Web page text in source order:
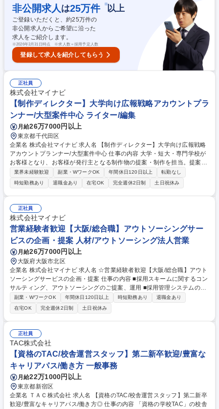
ンシップの企画・運営補助）(50%) ・中途採用業務全般（部門との要件定
義、エージェント・媒体管理、ダイレクトリクルーティング、面接調整・
実施、内定者フォロー）(30%) ・採用企画（ジョブマッチング企画補助、
採用ブランディングの企画・広報部との連携や運用など）(20%) 募集職種
【京都/G3-G4】人事部 人事（採用担当）
非公開求人 は25万件 ※以上
ご登録いただくと、約25万件の
非公開求人からご希望に沿った
求人をご紹介します。
※2026年3月31日時点 ※求人数＝採用予定人数
登録して求人を紹介してもらう
正社員
株式会社マイナビ
【制作ディレクター】大学向け広報戦略アカウントプラ
ンナー/大型案件中心 ライター/編集
月給26万7000円以上
東京都千代田区
企業名 株式会社マイナビ 求人名 【制作ディレクター】大学向け広報戦略
アカウントプランナー/大型案件中心 仕事の内容 大学・短大・専門学校が
お客様となり、お客様が発行主となる制作物の提案・制作を担当。提案・
制作するモノは大学案内や学校案内、オープンキャンパスなどで配布する
チラシやリーフレット、各学校様の受験生向け WEBサイト、WEBサイト
の掲載する動画、WEB広告、ポスターなど多岐にわたります。制作ディレ
クター・プロジェクトマネージャーとして、協力会社様と一緒に提案・制
作を進めていきます。受注した案件、制作進行におけるスケジュール管理
や制作費管理、協力会社様を巻き込んでの取材準備や当日の手配、成果物
のクオリティ管理が主な業務です。業務内容を大きく分類すると「お客様
への提案」と「制作物の進行」に分かれます。 募集職種 【制作ディレク
ター】大学向け広報戦略アカウントプランナー/大型案件中心
業界未経験歓迎 副業・WワークOK 年間休日120日以上
転勤なし
時短勤務あり
退職金あり 在宅OK 完全週休2日制 土日祝休み
正社員
株式会社マイナビ
営業経験者歓迎【大阪/総合職】アウトソーシングサー
ビスの企画・提案 人材/アウトソーシング法人営業
月給26万7000円以上
大阪府大阪市北区
企業名 株式会社マイナビ 求人名 ☆営業経験者歓迎【大阪/総合職】アウト
ソーシングサービスの企画・提案 仕事の内容 ■採用スキームに関するコン
サルティング、アウトソーシングのご提案、運用 ■採用管理システムの導
入提案、顧客フォロー、開発要件定義 ◆新卒採用業務に関しては、大企業
であれば膨大な応募数をどう処理していくか、中小企業であればマンパワ
ー不足により採用業務に特化出来ないなど、各社様々な課題を抱えており
ます。その課題に対して、主に以下の2つの手法を用いて採用支援を行っ
ております。（両方携わることもあれば、どちらかをメイン業務として携
わっていただくこともあります） 業務内容の変更範囲：当社業務範囲 ※
備考欄へ続きます。 募集職種 ☆営業経験者歓迎【大阪/総合職】アウトソ
ーシングサービスの企画・提案
副業・WワークOK 年間休日120日以上 時短勤務あり
退職金あり
在宅OK
完全週休2日制 土日祝休み
正社員
TAC株式会社
【資格のTAC/校舎運営スタッフ】第二新卒歓迎/豊富な
キャリアパス/働き方 一般事務
月給22万1000円以上
東京都新宿区
企業名 ＴＡＣ株式会社 求人名 【資格のTAC/校舎運営スタッフ】第二新卒
歓迎/豊富なキャリアパス/働き方◎ 仕事の内容 「資格の学校TAC」の校舎